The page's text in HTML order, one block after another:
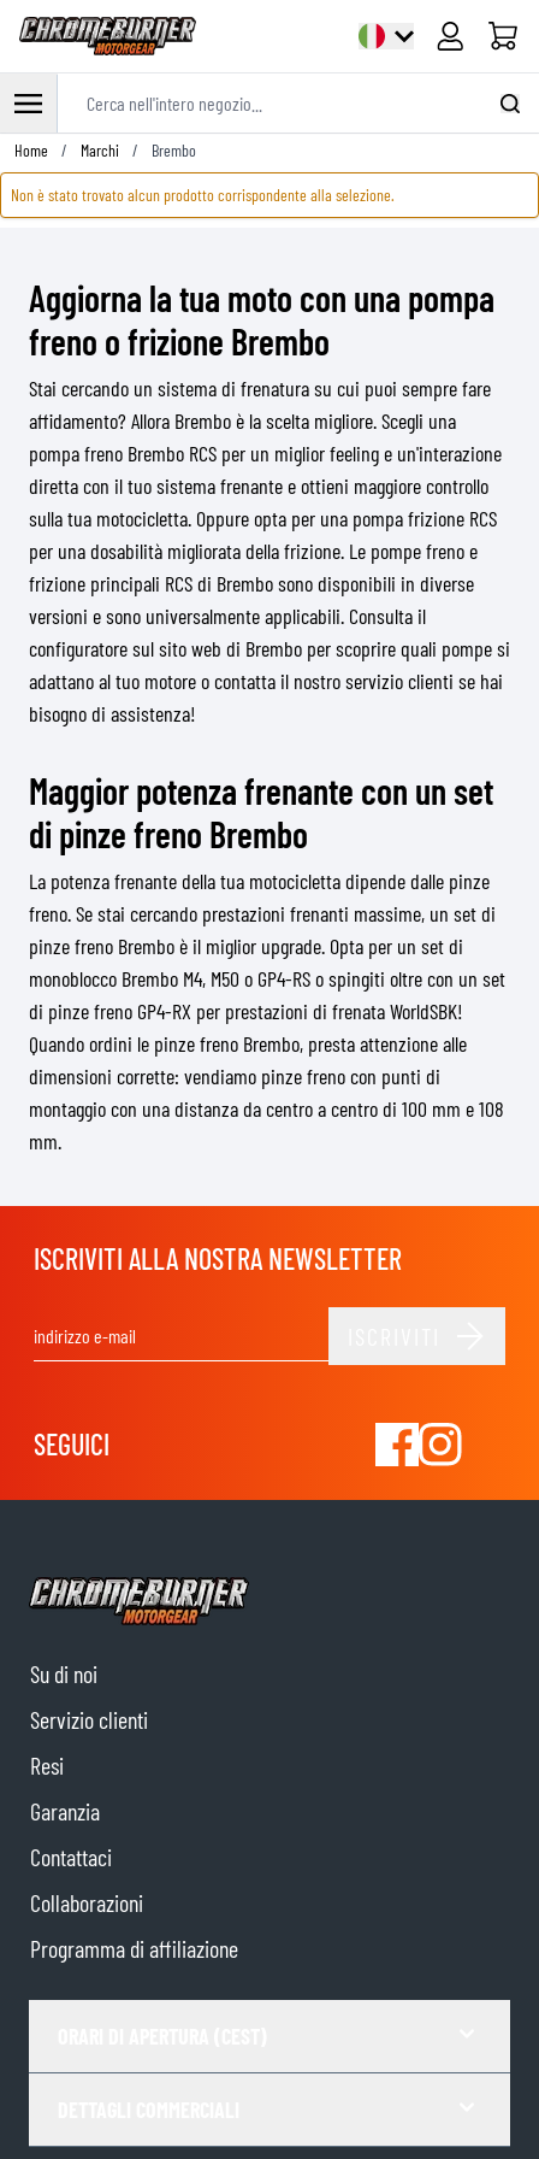
Cart
Salta al contenuto
Home / Marchi / Brembo
Non è stato trovato alcun prodotto corrispondente alla selezione.
Aggiorna la tua moto con una pompa
freno o frizione Brembo
Stai cercando un sistema di frenatura su cui puoi sempre fare
affidamento? Allora Brembo è la scelta migliore. Scegli una
pompa freno Brembo RCS per un miglior feeling e un'interazione
diretta con il tuo sistema frenante e ottieni maggiore controllo
sulla tua motocicletta. Oppure opta per una pompa frizione RCS
per una dosabilità migliorata della frizione. Le pompe freno e
frizione principali RCS di Brembo sono disponibili in diverse
versioni e sono universalmente applicabili. Consulta il
configuratore sul sito web di Brembo per scoprire quali pompe si
adattano al tuo motore o contatta il nostro servizio clienti se hai
bisogno di assistenza!
Maggior potenza frenante con un set
di pinze freno Brembo
La potenza frenante della tua motocicletta dipende dalle pinze
freno. Se stai cercando prestazioni frenanti massime, un set di
pinze freno Brembo è il miglior upgrade. Opta per un set di
monoblocco Brembo M4, M50 o GP4-RS o spingiti oltre con un set
di pinze freno GP4-RX per prestazioni di frenata WorldSBK!
Quando ordini le pinze freno Brembo, presta attenzione alle
dimensioni corrette: vendiamo pinze freno con punti di
montaggio con una distanza da centro a centro di 100 mm e 108
mm.
ISCRIVITI ALLA NOSTRA NEWSLETTER
SEGUICI
Su di noi
Servizio clienti
Resi
Garanzia
Contattaci
Collaborazioni
Programma di affiliazione